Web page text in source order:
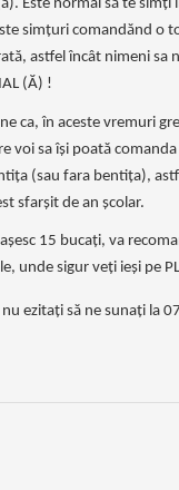
Este normal să te simți
simțuri comandănd o
astfel încât nimeni sa
(Ă) !
ca, în aceste vremuri
voi sa își poată
(sau fara bentița),
sfarșit de an școlar.
15 bucați, va
unde sigur veți ieși pe
ezitați să ne sunați la